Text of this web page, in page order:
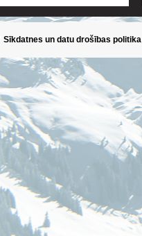
Sīkdatnes un datu drošības politika